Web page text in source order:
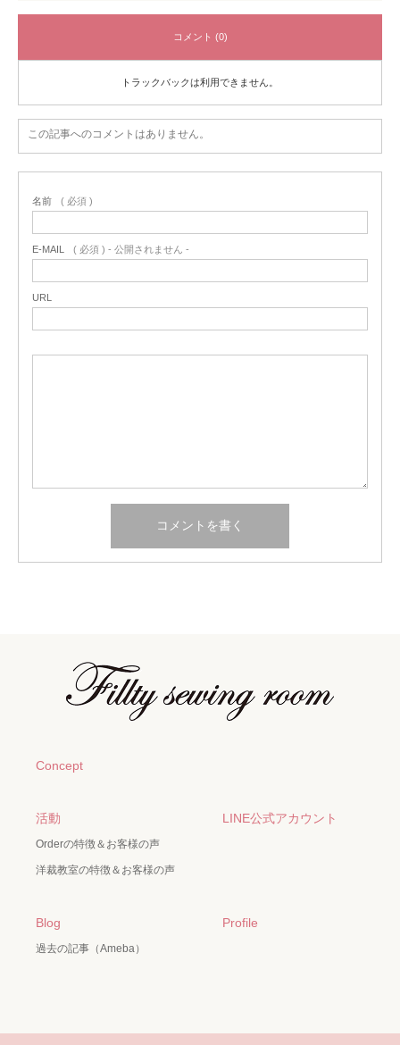
コメント (0)
トラックバックは利用できません。
この記事へのコメントはありません。
名前 ( 必須 )
E-MAIL ( 必須 ) - 公開されません -
URL
Concept
活動
Orderの特徴＆お客様の声
洋裁教室の特徴＆お客様の声
LINE公式アカウント
Blog
過去の記事（Ameba）
Profile